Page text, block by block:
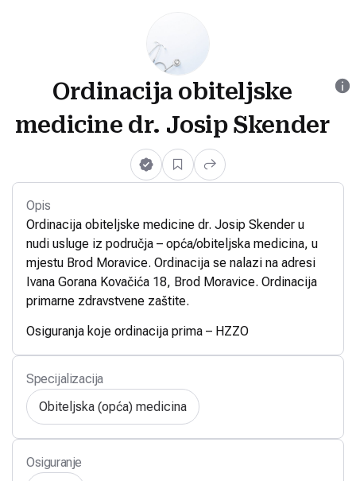
Ordinacija obiteljske
medicine dr. Josip Skender
Opis
Ordinacija obiteljske medicine dr. Josip Skender u
nudi usluge iz područja – opća/obiteljska medicina, u
mjestu Brod Moravice. Ordinacija se nalazi na adresi
Ivana Gorana Kovačića 18, Brod Moravice. Ordinacija
primarne zdravstvene zaštite.
Osiguranja koje ordinacija prima – HZZO
Specijalizacija
Obiteljska (opća) medicina
Osiguranje